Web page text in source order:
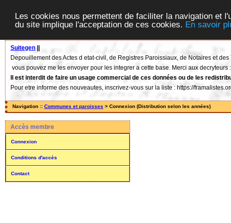
Les cookies nous permettent de faciliter la navigation et
du site implique l'acceptation de ces cookies. En savoir
Suitegen
Depouillement des Actes d etat-civil, de Registres Paroissiaux, de Notaires et
vous pouvez me les envoyer pour les integrer a cette base. Merci aux decryteurs :
Il est interdit de faire un usage commercial de ces données ou de les
Pour etre informe des nouveautes, inscrivez-vous sur la liste : https://
Navigation :: Communes et paroisses > Connexion (Distribution selon les années)
Accès membre
Connexion
Conditions d'accès
Contact